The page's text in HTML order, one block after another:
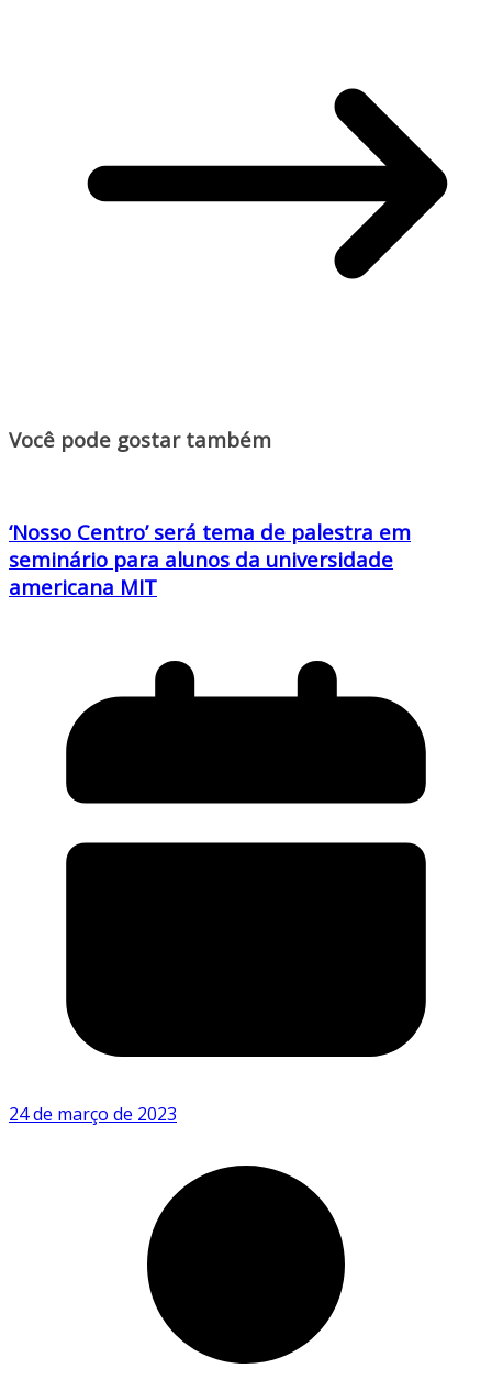
Você pode gostar também
‘Nosso Centro’ será tema de palestra em
seminário para alunos da universidade
americana MIT
24 de março de 2023